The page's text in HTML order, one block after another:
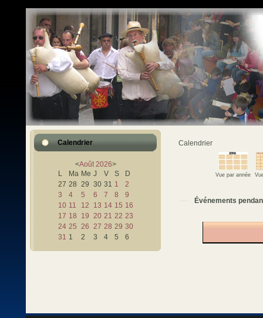
Calendrier
<Août 2026>
L
Ma Me J V S
D
27 28 29 30 31 1
2
3
4 5 6 7 8
9
10 11 12 13 14 15 16
17 18 19 20 21 22 23
24 25 26 27 28 29 30
31 1 2 3 4 5 6
Calendrier
Vue par année
Événements